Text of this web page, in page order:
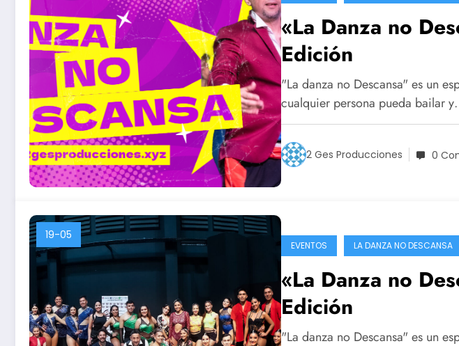
«La Danza no
Edición
"La danza no Descansa" es un
cualquier persona pueda bailar
2 Ges Producciones 0
19-05
EVENTOS LA DANZA NO DESCANSA
«La Danza no
Edición
"La danza no Descansa" es un